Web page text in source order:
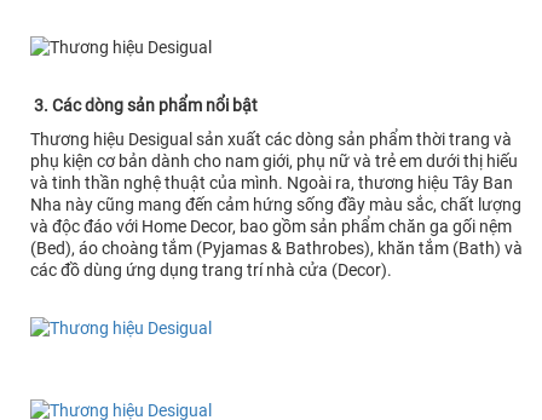
3. Các dòng sản phẩm nổi bật
Thương hiệu Desigual sản xuất các dòng sản phẩm thời trang và
phụ kiện cơ bản dành cho nam giới, phụ nữ và trẻ em dưới thị hiếu
và tinh thần nghệ thuật của mình. Ngoài ra, thương hiệu Tây Ban
Nha này cũng mang đến cảm hứng sống đầy màu sắc, chất lượng
và độc đáo với Home Decor, bao gồm sản phẩm chăn ga gối nệm
(Bed), áo choàng tắm (Pyjamas & Bathrobes), khăn tắm (Bath) và
các đồ dùng ứng dụng trang trí nhà cửa (Decor).